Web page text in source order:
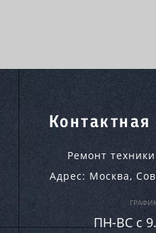
Ремонт
Адрес: Москва,
ПН-ВC c